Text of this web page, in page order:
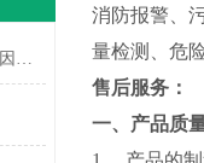
消防报警、
量检测、危
售后服务：
一、产品质
提升气体传感器模组性能的关键因素探讨